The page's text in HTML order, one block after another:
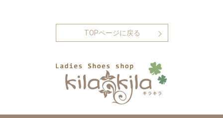
TOPページに戻る